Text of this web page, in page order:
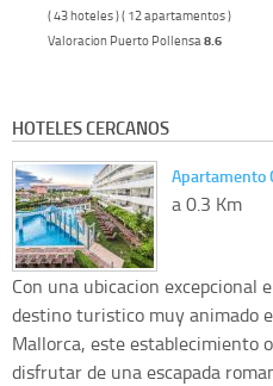
( 43 hoteles ) ( 12 apartamentos )
Valoracion Puerto Pollensa 8.6
HOTELES CERCANOS
Apartamento
a 0.3 Km
Con una ubicacion excepcional
destino turistico muy animado
Mallorca, este establecimiento
disfrutar de una escapada